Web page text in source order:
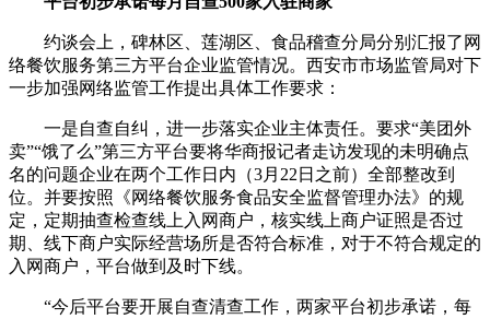
约谈会上，碑林区、莲湖区、食品稽查分局分别汇报了网
络餐饮服务第三方平台企业监管情况。西安市市场监管局对下
一步加强网络监管工作提出具体工作要求：
一是自查自纠，进一步落实企业主体责任。要求“美团外
卖”“饿了么”第三方平台要将华商报记者走访发现的未明确点
名的问题企业在两个工作日内（3月22日之前）全部整改到
位。并要按照《网络餐饮服务食品安全监督管理办法》的规
定，定期抽查检查线上入网商户，核实线上商户证照是否过
期、线下商户实际经营场所是否符合标准，对于不符合规定的
入网商户，平台做到及时下线。
“今后平台要开展自查清查工作，两家平台初步承诺，每